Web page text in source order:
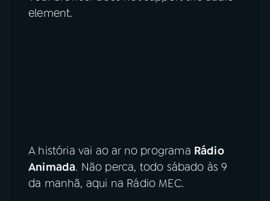
element.
A história vai ao ar no programa Rádio
Animada. Não perca, todo sábado às 9
da manhã, aqui na Rádio MEC.